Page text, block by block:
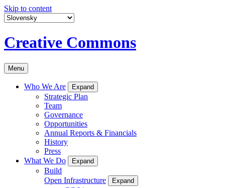
Skip to content
Creative Commons
Menu
Who We Are Expand
Strategic Plan
Team
Governance
Opportunities
Annual Reports & Financials
History
Press
What We Do
Expand
Build
Open Infrastructure
Expand